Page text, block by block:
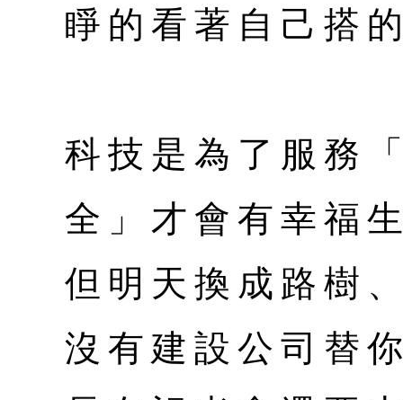
睜的看著自己搭
科技是為了服務
全」才會有幸福
但明天換成路樹
沒有建設公司替